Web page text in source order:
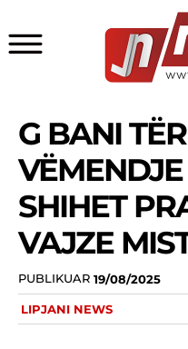
G BANI
SHIHET
VAJZE
PUBLIKUAR 19/08/2025
LIPJANI NEWS